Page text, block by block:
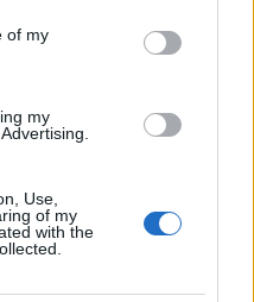
of my
my
Use,
of my
with the
veido iedobes, kurās